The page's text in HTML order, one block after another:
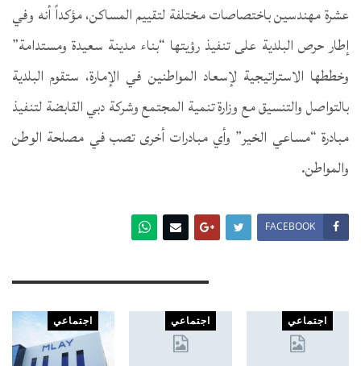
عشرة مهندسين باختصاصات مختلفة لتقييم المساكن، مؤكداً أنه وفي
إطار حرص البلدية على تنفيذ رؤيتها “بناء مدينة سعيدة ومستدامة”
وخططها الاستراتيجية لإسعاد المواطنين في الإمارة، ستقوم البلدية
بالتواصل والتنسيق مع وزارة تنمية المجتمع وشركة دبي القابضة لتنفيذ
مبادرة “مساعي الخير” وأي مبادرات أخرى تصب في مصلحة الوطن
والمواطن.
FACEBOOK
اجتماعي اجتماعي اجتماعي